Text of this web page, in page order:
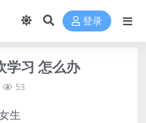
登录
学习 怎么办
53
生